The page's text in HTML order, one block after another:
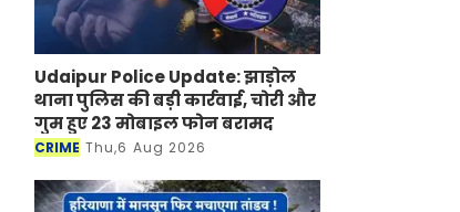
Udaipur Police Update: झाड़ोल
थाना पुलिस की बड़ी कार्रवाई, चोरी और
गुम हुए 23 मोबाइल फोन बरामद
CRIME Thu,6 Aug 2026